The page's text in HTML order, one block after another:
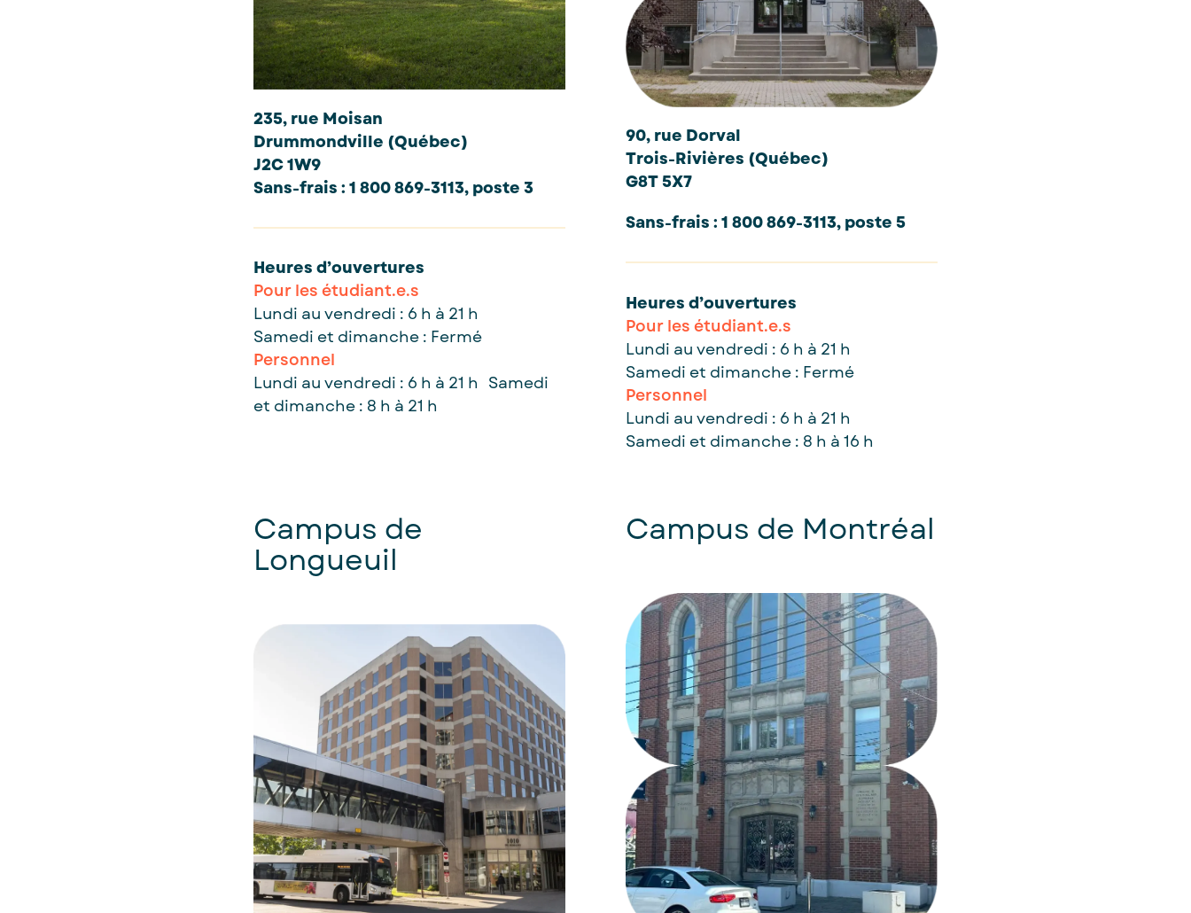
235, rue Moisan
Drummondville (Québec)
J2C 1W9
Sans-frais : 1 800 869-3113, poste 3
Heures d’ouvertures
Pour les étudiant.e.s
Lundi au vendredi : 6 h à 21 h
Samedi et dimanche : Fermé
Personnel
Lundi au vendredi : 6 h à 21 h Samedi
et dimanche : 8 h à 21 h
90, rue Dorval
Trois-Rivières (Québec)
G8T 5X7
Sans-frais : 1 800 869-3113, poste 5
Heures d’ouvertures
Pour les étudiant.e.s
Lundi au vendredi : 6 h à 21 h
Samedi et dimanche : Fermé
Personnel
Lundi au vendredi : 6 h à 21 h
Samedi et dimanche : 8 h à 16 h
Campus de
Longueuil
Campus de Montréal